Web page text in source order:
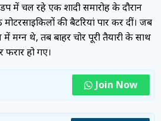
में चल रहे एक शादी समारोह के दौरान
की बैटरियां पार कर दीं। जब
मग्न थे, तब बाहर चोर पूरी तैयारी के साथ
हो गए।
Join Now